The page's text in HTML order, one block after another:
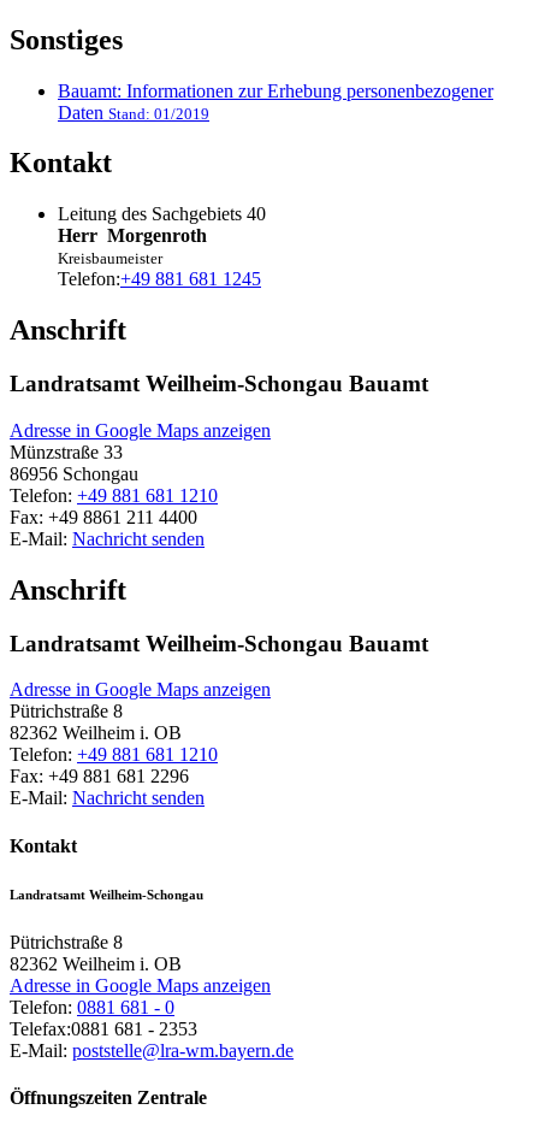
Sonstiges
Bauamt: Informationen zur Erhebung personenbezogener
Daten Stand: 01/2019
Kontakt
Leitung des Sachgebiets 40
Herr Morgenroth
Kreisbaumeister
Telefon:+49 881 681 1245
Anschrift
Landratsamt Weilheim-Schongau Bauamt
Adresse in Google Maps anzeigen
Münzstraße 33
86956 Schongau
Telefon: +49 881 681 1210
Fax: +49 8861 211 4400
E-Mail: Nachricht senden
Anschrift
Landratsamt Weilheim-Schongau Bauamt
Adresse in Google Maps anzeigen
Pütrichstraße 8
82362 Weilheim i. OB
Telefon: +49 881 681 1210
Fax: +49 881 681 2296
E-Mail: Nachricht senden
Kontakt
Landratsamt Weilheim-Schongau
Pütrichstraße 8
82362 Weilheim i. OB
Adresse in Google Maps anzeigen
Telefon: 0881 681 - 0
Telefax:0881 681 - 2353
E-Mail: poststelle@lra-wm.bayern.de
Öffnungszeiten Zentrale